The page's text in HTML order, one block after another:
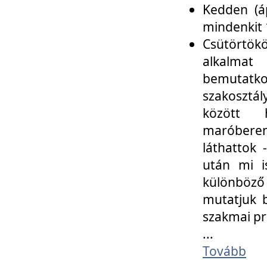
Kedden
mindenkit
között
láthattok
után mi
mutatjuk
szakmai
...
Tovább